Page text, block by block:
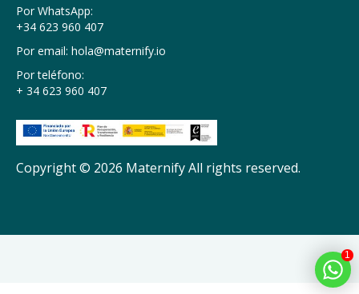
Por WhatsApp:
+34 623 960 407
Por email: hola@maternify.io
Por teléfono:
+ 34 623 960 407
Copyright © 2026 Maternify All rights reserved.
1